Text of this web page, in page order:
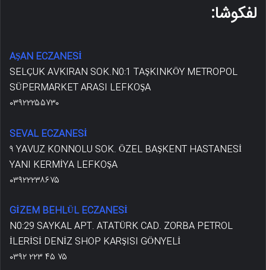
لفکوشا:
AŞAN ECZANESİ
SELÇUK AVKIRAN SOK.N0:1 TAŞKINKÖY METROPOL
SÜPERMARKET ARASI LEFKOŞA
۰۳۹۲۲۲۵۵۷۳۰
SEVAL ECZANESİ
۹ YAVUZ KONNOLU SOK. ÖZEL BAŞKENT HASTANESİ
YANI KERMİYA LEFKOŞA
۰۳۹۲۲۲۳۸۶۷۵
GİZEM BEHLÜL ECZANESİ
N0:29 SAYKAL APT. ATATÜRK CAD. ZORBA PETROL
İLERİSİ DENİZ SHOP KARŞISI GÖNYELİ
۰۳۹۲ ۲۲۳ ۴۵ ۷۵